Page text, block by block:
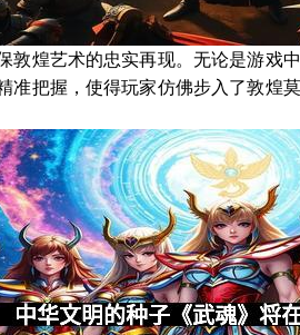
敦煌艺术的忠实再现。无论是游戏
把握，使得玩家仿佛步入了敦煌